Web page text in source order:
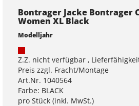
Bontrager Jacke Bontrager
Women XL Black
Modelljahr
Z.Z. nicht verfügbar ,
Preis zzgl. Fracht/Montage
Art.Nr. 1040564
Farbe: BLACK
pro Stück (inkl. MwSt.)